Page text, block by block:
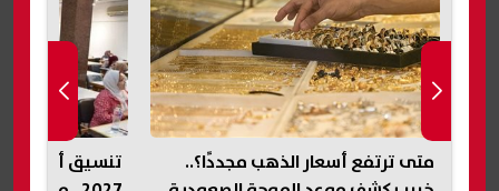
متى ترتفع أسعار الذهب مجددًا؟..